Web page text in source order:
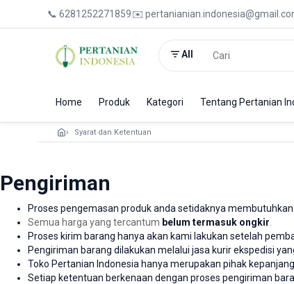
📞 6281252271859✉️
All
Home Produk Kategori Tentang Pertanian
Syarat dan Ketentuan
Pengiriman
Proses pengemasan produk anda setidaknya
Semua harga yang tercantum belum termasuk ongkir
Proses kirim barang hanya akan kami lakukan setelah
Pengiriman barang dilakukan melalui jasa kurir ekspedisi
Toko Pertanian Indonesia hanya merupakan pihak
Setiap ketentuan berkenaan dengan proses pengiriman